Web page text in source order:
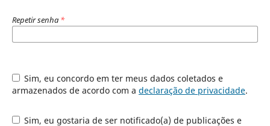
Repetir senha *
Sim, eu concordo em ter meus dados coletados e
armazenados de acordo com a declaração de privacidade.
Sim, eu gostaria de ser notificado(a) de publicações e